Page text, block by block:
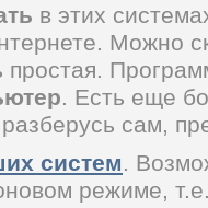
в этих
Можно
простая.
. Есть еще
сам,
систем.
режиме,